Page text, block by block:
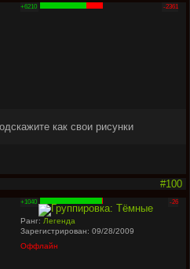
+6210 -2361
как свои рисунки
#100
+1040 -26
Ранг: Легенда
Зарегистрирован: 09/28/2009
Оффлайн